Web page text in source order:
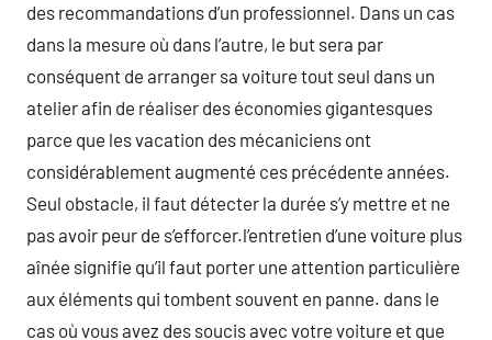
des recommandations d’un professionnel. Dans un cas
dans la mesure où dans l’autre, le but sera par
conséquent de arranger sa voiture tout seul dans un
atelier afin de réaliser des économies gigantesques
parce que les vacation des mécaniciens ont
considérablement augmenté ces précédente années.
Seul obstacle, il faut détecter la durée s’y mettre et ne
pas avoir peur de s’efforcer.l’entretien d’une voiture plus
aînée signifie qu’il faut porter une attention particulière
aux éléments qui tombent souvent en panne. dans le
cas où vous avez des soucis avec votre voiture et que